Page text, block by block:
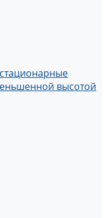
высотой